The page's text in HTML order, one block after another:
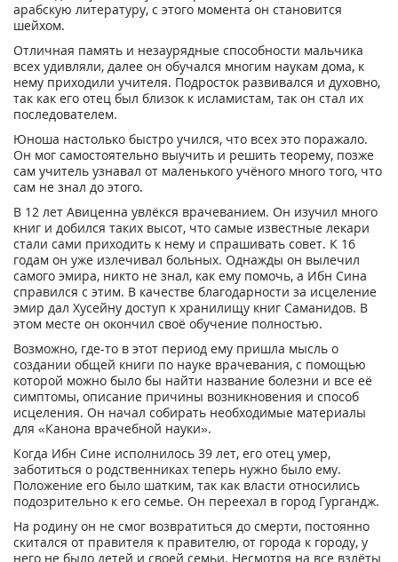
арабскую литературу, с этого момента он становится
шейхом.
Отличная память и незаурядные способности мальчика
всех удивляли, далее он обучался многим наукам дома, к
нему приходили учителя. Подросток развивался и духовно,
так как его отец был близок к исламистам, так он стал их
последователем.
Юноша настолько быстро учился, что всех это поражало.
Он мог самостоятельно выучить и решить теорему, позже
сам учитель узнавал от маленького учёного много того, что
сам не знал до этого.
В 12 лет Авиценна увлёкся врачеванием. Он изучил много
книг и добился таких высот, что самые известные лекари
стали сами приходить к нему и спрашивать совет. К 16
годам он уже излечивал больных. Однажды он вылечил
самого эмира, никто не знал, как ему помочь, а Ибн Сина
справился с этим. В качестве благодарности за исцеление
эмир дал Хусейну доступ к хранилищу книг Саманидов. В
этом месте он окончил своё обучение полностью.
Возможно, где-то в этот период ему пришла мысль о
создании общей книги по науке врачевания, с помощью
которой можно было бы найти название болезни и все её
симптомы, описание причины возникновения и способ
исцеления. Он начал собирать необходимые материалы
для «Канона врачебной науки».
Когда Ибн Сине исполнилось 39 лет, его отец умер,
заботиться о родственниках теперь нужно было ему.
Положение его было шатким, так как власти относились
подозрительно к его семье. Он переехал в город Гургандж.
На родину он не смог возвратиться до смерти, постоянно
скитался от правителя к правителю, от города к городу, у
него не было детей и своей семьи. Несмотря на все взлёты